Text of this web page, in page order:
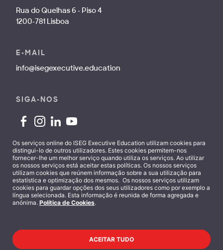
Rua do Quelhas 6 - Piso 4
1200-781 Lisboa
E-MAIL
info@isegexecutive.education
SIGA-NOS
Contactos
Os serviços online do ISEG Executive Education utilizam cookies para
distingui-lo de outros utilizadores. Estes cookies permitem-nos
fornecer-lhe um melhor serviço quando utiliza os serviços. Ao utilizar
os nossos serviços está aceitar estas políticas. Os nossos serviços
utilizam cookies que reúnem informação sobre a sua utilização para
estatística e optimização dos mesmos. Os nossos serviços utilizam
cookies para guardar opções dos seus utilizadores como por exemplo a
língua selecionada. Esta informação é reunida de forma agregada e
anónima. Política de Cookies.
ACEITAR TUDO